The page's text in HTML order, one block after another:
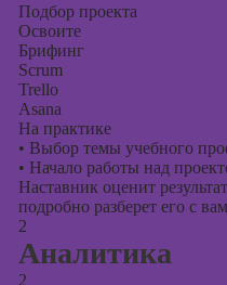
Подбор проекта
Освоите
Брифинг
Scrum
Trello
Asana
На практике
• Выбор темы учебного
• Начало работы над
Наставник оценит
подробно разберет его с
2
Аналитика
2